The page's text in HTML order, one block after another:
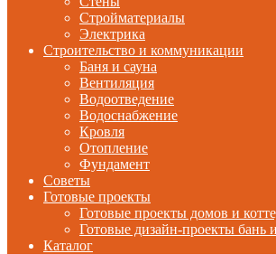
Стройматериалы
Электрика
Строительство и коммуникации
Баня и сауна
Вентиляция
Водоотведение
Водоснабжение
Кровля
Отопление
Фундамент
Советы
Готовые проекты
Готовые проекты домов и
Готовые дизайн-проекты бань
Каталог